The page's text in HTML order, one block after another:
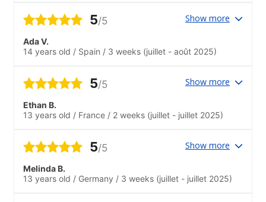
5/5 Show more
Ada V.
14 years old / Spain / 3 weeks (juillet - août 2025)
5/5 Show more
Ethan B.
13 years old / France / 2 weeks (juillet - juillet 2025)
5/5 Show more
Melinda B.
13 years old / Germany / 3 weeks (juillet - juillet 2025)